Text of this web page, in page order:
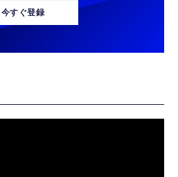
今すぐ登録